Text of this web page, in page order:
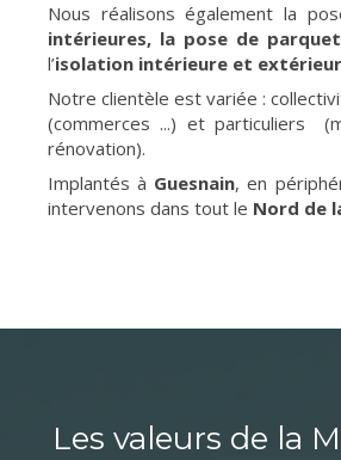
Nous réalisons également la
intérieures, la pose de
l’isolation intérieure et
Notre clientèle est variée :
(commerces ...) et particuliers
rénovation).
Implantés à Guesnain, en
intervenons dans tout le Nord de
Les valeurs de la